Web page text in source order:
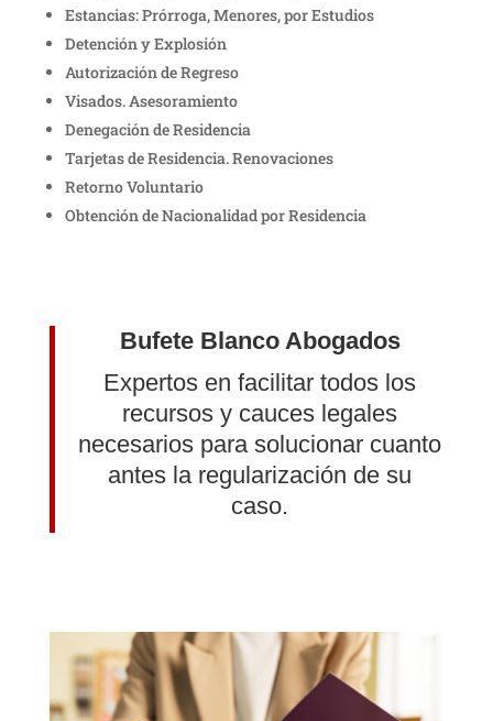
Estancias: Prórroga, Menores, por Estudios
Detención y Explosión
Autorización de Regreso
Visados. Asesoramiento
Denegación de Residencia
Tarjetas de Residencia. Renovaciones
Retorno Voluntario
Obtención de Nacionalidad por Residencia
Bufete Blanco Abogados
Expertos en facilitar todos los
recursos y cauces legales
necesarios para solucionar cuanto
antes la regularización de su
caso.